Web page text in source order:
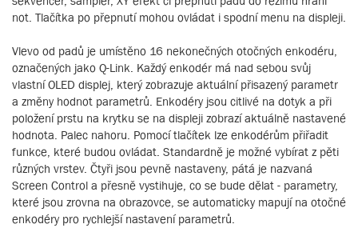
not. Tlačítka po přepnutí mohou ovládat i spodní menu na displeji.
Vlevo od padů je umístěno 16 nekonečných otočných enkodéru,
označených jako Q-Link. Každý enkodér má nad sebou svůj
vlastní OLED displej, který zobrazuje aktuální přisazený parametr
a změny hodnot parametrů. Enkodéry jsou citlivé na dotyk a při
položení prstu na krytku se na displeji zobrazí aktuálně nastavené
hodnota. Palec nahoru. Pomocí tlačítek lze enkodérům přiřadit
funkce, které budou ovládat. Standardně je možné vybírat z pěti
různých vrstev. Čtyři jsou pevně nastaveny, pátá je nazvaná
Screen Control a přesně vystihuje, co se bude dělat - parametry,
které jsou zrovna na obrazovce, se automaticky mapují na otočné
enkodéry pro rychlejší nastavení parametrů.